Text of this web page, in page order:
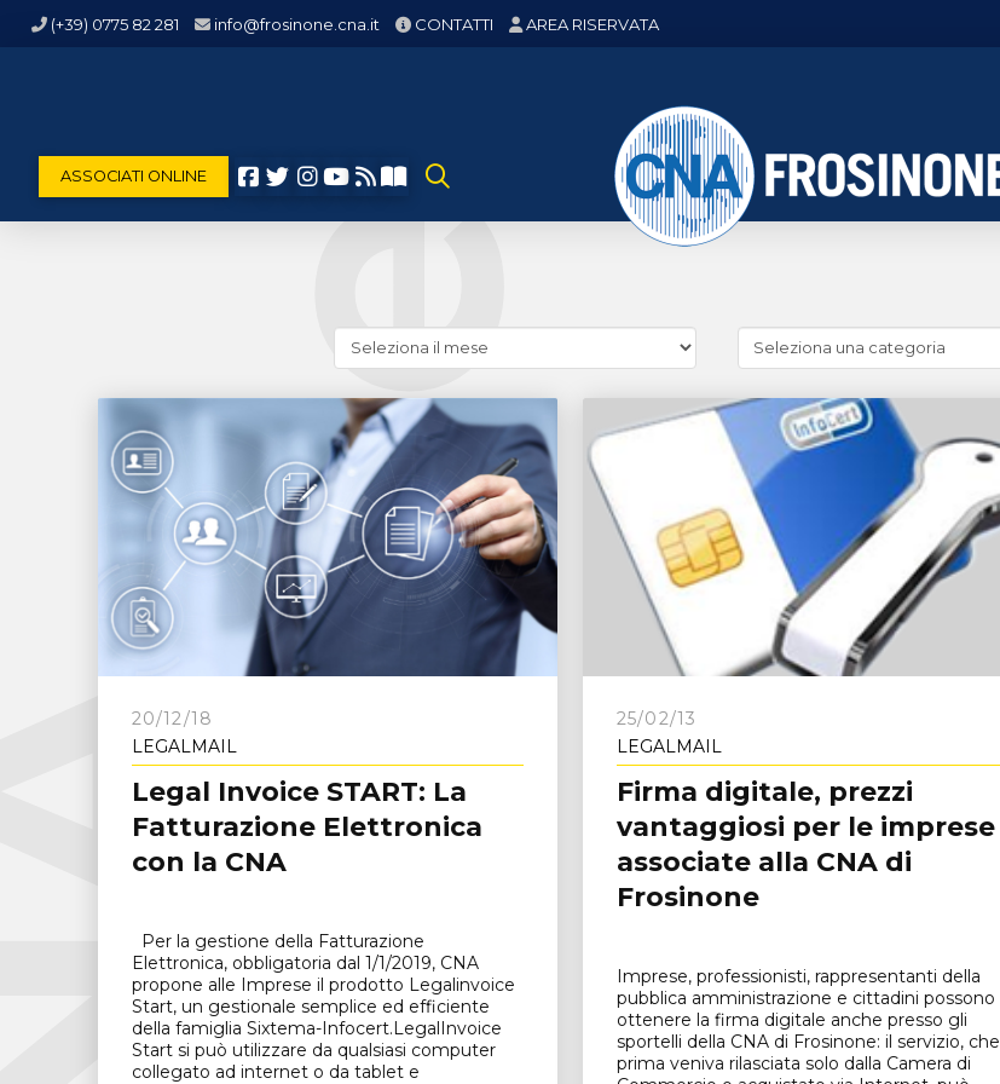
(+39) 0775 82 281 info@frosinone.cna.it CONTATTI AREA RISERVATA
ASSOCIATI ONLINE
storico)
categorie)
20/12/18
LEGALMAIL
Legal Invoice START: La
Fatturazione Elettronica
con la CNA
Per la gestione della Fatturazione
Elettronica, obbligatoria dal 1/1/2019, CNA
propone alle Imprese il prodotto Legalinvoice
Start, un gestionale semplice ed efficiente
della famiglia Sixtema-Infocert.LegalInvoice
Start si può utilizzare da qualsiasi computer
collegato ad internet o da tablet e
25/02/13
LEGALMAIL
Firma digitale, prezzi
vantaggiosi per le imprese
associate alla CNA di
Frosinone
Imprese, professionisti, rappresentanti della
pubblica amministrazione e cittadini possono
ottenere la firma digitale anche presso gli
sportelli della CNA di Frosinone: il servizio, che
prima veniva rilasciata solo dalla Camera di